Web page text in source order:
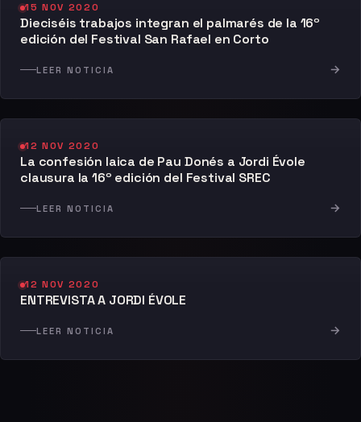
15 NOV 2020
Dieciséis trabajos integran el palmarés de la 16º
edición del Festival San Rafael en Corto
LEER NOTICIA →
12 NOV 2020
La confesión laica de Pau Donés a Jordi Évole
clausura la 16º edición del Festival SREC
LEER NOTICIA →
12 NOV 2020
ENTREVISTA A JORDI ÉVOLE
LEER NOTICIA →